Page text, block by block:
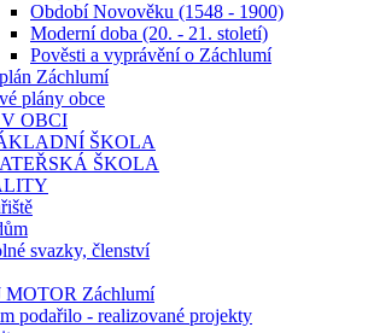
Období Novověku (1548 - 1900)
Moderní doba (20. - 21. století)
Pověsti a vyprávění o Záchlumí
Záchlumí
plány obce
OBCI
ŠKOLA
ŠKOLA
svazky, členství
MOTOR Záchlumí
podařilo - realizované projekty